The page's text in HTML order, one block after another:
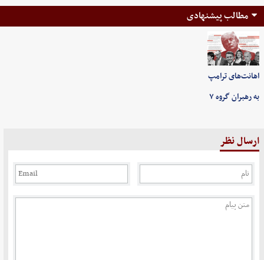
مطالب پیشنهادی
اهانت‌های ترامپ
به رهبران گروه ۷
ارسال نظر